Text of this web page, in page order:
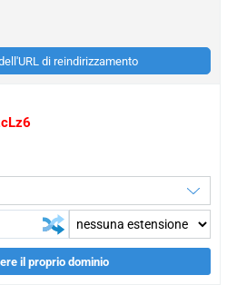
di reindirizzamento
il proprio dominio